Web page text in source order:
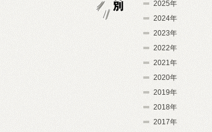
2025年
2024年
2023年
2022年
2021年
2020年
2019年
2018年
2017年